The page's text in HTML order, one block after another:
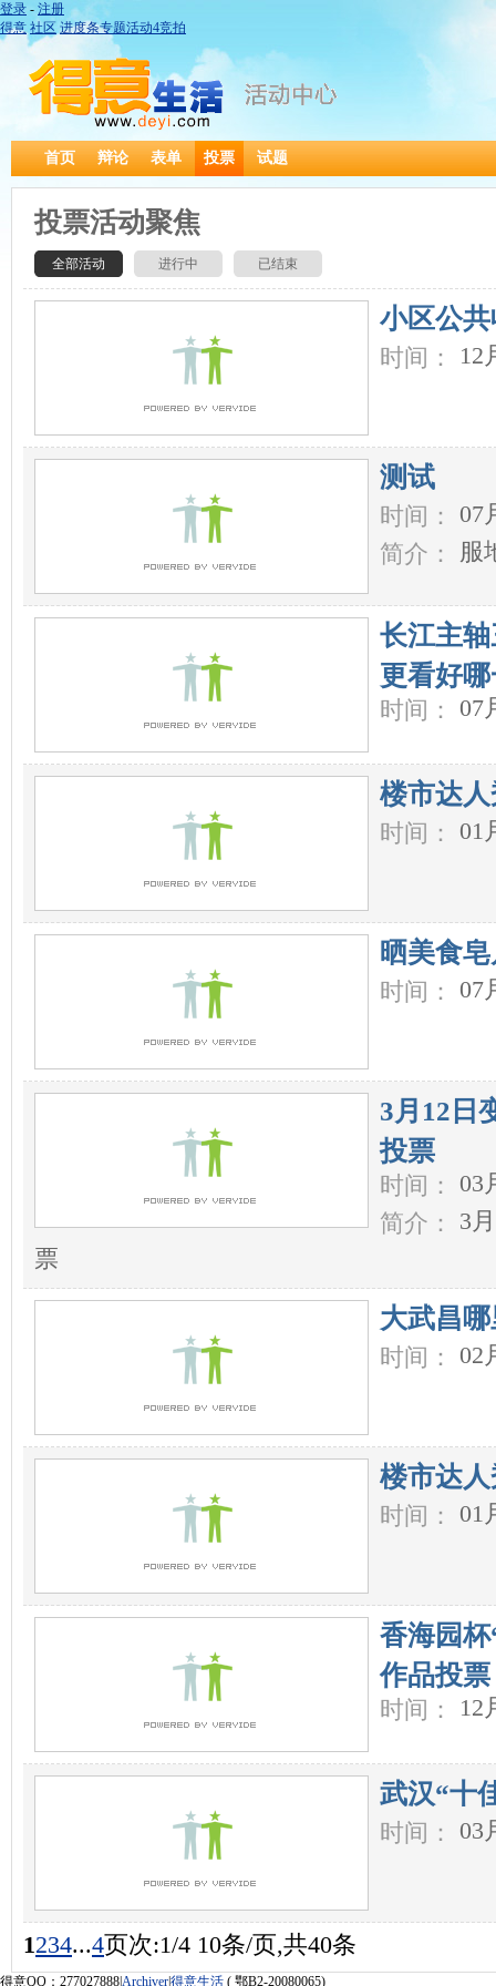
登录 - 注册
得意 社区 进度条专题活动4竞拍
首页 辩论 表单 投票 试题
投票活动聚焦
全部活动 进行中 已结束
小区公
时间： 12
测试
时间：
07
简介：
服
长江主
更看好
时间：
07
楼市达
时间： 01
晒美食
时间： 07
3月12日
投票
时间：
03
简介：
3
票
大武昌
时间： 02
楼市达
时间： 01
香海园
作品投票
时间：
12
武汉“十
时间： 03
1234...4页次:1/4 10条/页,共40条
得意QQ：277027888|Archiver得意生活 ( 鄂B2-20080065)